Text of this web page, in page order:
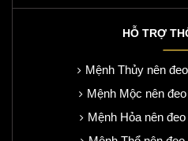
HỖ TRỢ
Mệnh Thủy nên
Mệnh Mộc nên
Mệnh Hỏa nên